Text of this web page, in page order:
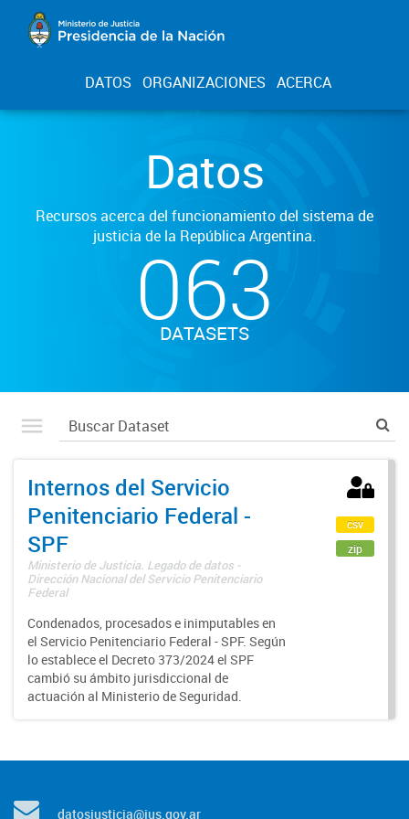
DATOS ORGANIZACIONES ACERCA
Datos
Recursos acerca del funcionamiento del sistema de
justicia de la República Argentina.
063
DATASETS
Internos del Servicio
Penitenciario Federal -
SPF
Ministerio de Justicia. Legado de datos -
Dirección Nacional del Servicio Penitenciario
Federal
Condenados, procesados e inimputables en
el Servicio Penitenciario Federal - SPF. Según
lo establece el Decreto 373/2024 el SPF
cambió su ámbito jurisdiccional de
actuación al Ministerio de Seguridad.
csv
zip
datosjusticia@jus.gov.ar